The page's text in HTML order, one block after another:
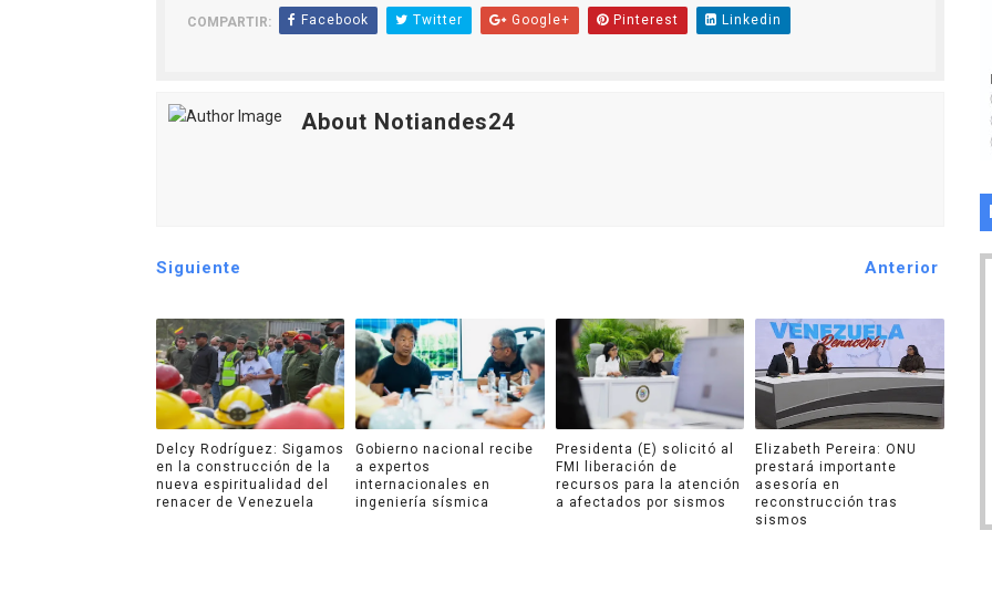
COMPARTIR: Facebook Twitter Google+ Pinterest Linkedin
About Notiandes24
Siguiente Anterior
Delcy Rodríguez: Sigamos
en la construcción de la
nueva espiritualidad del
renacer de Venezuela
Gobierno nacional recibe
a expertos
internacionales en
ingeniería sísmica
Presidenta (E) solicitó al
FMI liberación de
recursos para la atención
a afectados por sismos
Elizabeth Pereira: ONU
prestará importante
asesoría en
reconstrucción tras
sismos